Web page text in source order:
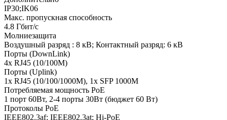
IP30;IK06
Макс. пропускная способность
4.8 Гбит/с
Молниезащита
Воздушный разряд : 8 кВ; Контактный разряд: 6 кВ
Порты (DownLink)
4x RJ45 (10/100M)
Порты (Uplink)
1x RJ45 (10/100/1000M), 1x SFP 1000M
Потребляемая мощность PoE
1 порт 60Вт, 2-4 порты 30Вт (бюджет 60 Вт)
Протоколы PoE
IEEE802.3af; IEEE802.3at; Hi-PoE